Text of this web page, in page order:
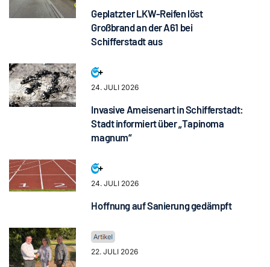
Geplatzter LKW-Reifen löst
Großbrand an der A61 bei
Schifferstadt aus
24. JULI 2026
Invasive Ameisenart in Schifferstadt:
Stadt informiert über „Tapinoma
magnum“
24. JULI 2026
Hoffnung auf Sanierung gedämpft
22. JULI 2026